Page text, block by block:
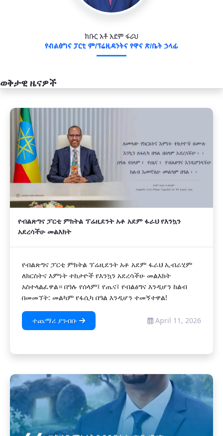
ክቡር አቶ አደም ፋራህ
የብልፅግና ፓርቲ ም/ፕሬዚዳንትና የዋና ጽ/ቤት ኃላፊ
ወቅታዊ ዜናዎች
አዲስ
የብልጽግና ፓርቲ ምክትል ፕሬዚደንት አቶ አደም ፋራህ የእንኳን
አደረሳችሁ መልእክት
የብልጽግና ፓርቲ ምክትል ፕሬዚደንት አቶ አደም ፋራህ ኢብራሂም
ለክርስትና እምነት ተከታዮች የእንኳን አደረሳችሁ መልእክት
አስተላልፈዋል። በዓሉ የሰላም፤ የጤና፤ የብልፅግና እንዲሆን ከልብ
በመመኘት: መልካም የፋሲካ በዓል እንዲሆን ተመኝተዋል!
ተጨማሪ ያንብቡ April 11, 2026